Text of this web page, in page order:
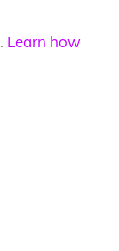
Learn how